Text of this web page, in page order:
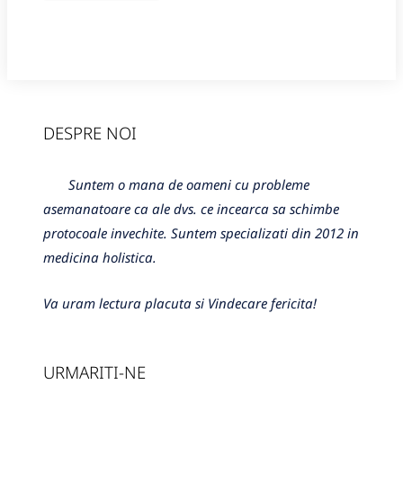
DESPRE NOI
Suntem o mana de oameni cu probleme
asemanatoare ca ale dvs. ce incearca sa schimbe
protocoale invechite. Suntem specializati din 2012 in
medicina holistica.
Va uram lectura placuta si Vindecare fericita!
URMARITI-NE